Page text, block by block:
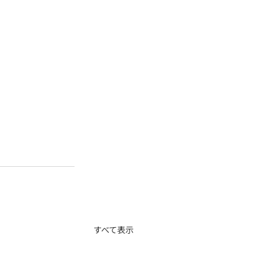
すべて表示